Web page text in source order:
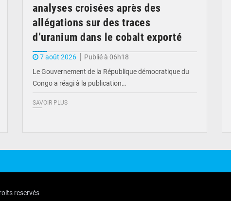
analyses croisées après des
allégations sur des traces
d’uranium dans le cobalt exporté
7 août 2026
Publié à 06h18
Le Gouvernement de la République démocratique du
Congo a réagi à la publication…
SAVOIR PLUS
reservés